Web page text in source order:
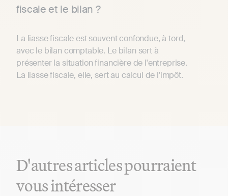
fiscale et le bilan ?
La liasse fiscale est souvent confondue, à tord,
avec le bilan comptable. Le bilan sert à
présenter la situation financière de l'entreprise.
La liasse fiscale, elle, sert au calcul de l'impôt.
D'autres articles pourraient
vous intéresser